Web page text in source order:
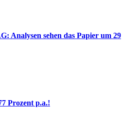
Analysen sehen das Papier um 29
Prozent p.a.!